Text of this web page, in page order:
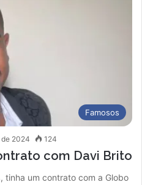
Famosos
de 2024 124
com Davi Brito
tinha um contrato com a Globo